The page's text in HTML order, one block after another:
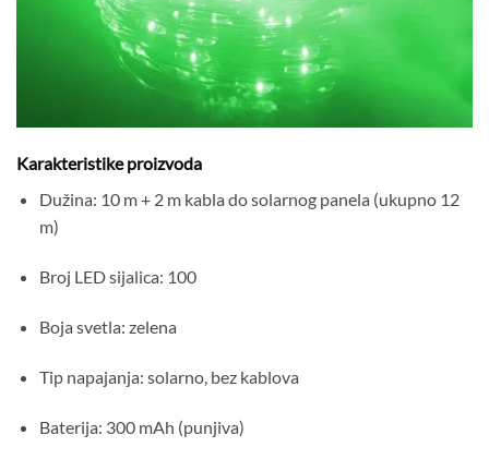
Karakteristike proizvoda
Dužina: 10 m + 2 m kabla do solarnog panela (ukupno 12
m)
Broj LED sijalica: 100
Boja svetla: zelena
Tip napajanja: solarno, bez kablova
Baterija: 300 mAh (punjiva)